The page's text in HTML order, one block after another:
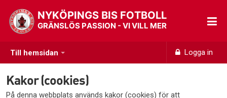
Till hemsidan Logga in
NYKÖPINGS BIS FOTBOLL
GRÄNSLÖS PASSION - VI VILL MER
Kakor (cookies)
På denna webbplats används kakor (cookies) för att